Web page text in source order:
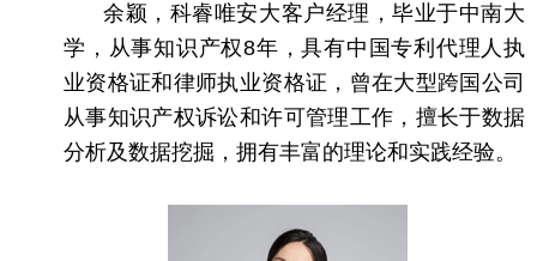
余颖，科睿唯安大客户经理，毕业于中南大
学，从事知识产权8年，具有中国专利代理人执
业资格证和律师执业资格证，曾在大型跨国公司
从事知识产权诉讼和许可管理工作，擅长于数据
分析及数据挖掘，拥有丰富的理论和实践经验。